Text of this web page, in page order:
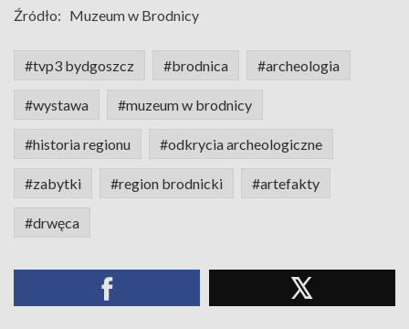
Źródło: Muzeum w Brodnicy
#tvp3 bydgoszcz #brodnica #archeologia
#wystawa #muzeum w brodnicy
#historia regionu #odkrycia archeologiczne
#zabytki #region brodnicki #artefakty
#drwęca